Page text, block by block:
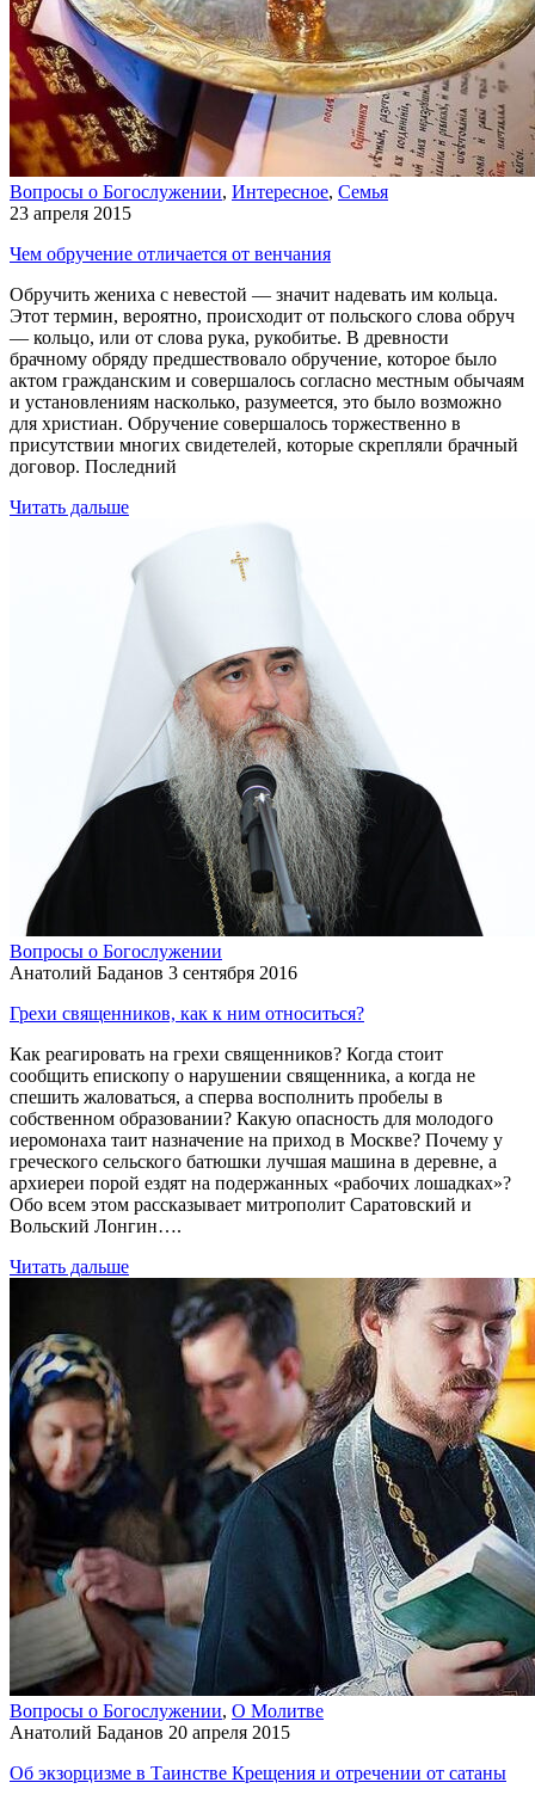
Вопросы о Богослужении, Интересное, Семья
23 апреля 2015
Чем обручение отличается от венчания
Обручить жениха с невестой — значит надевать им кольца.
Этот термин, вероятно, происходит от польского слова обруч
— кольцо, или от слова рука, рукобитье. В древности
брачному обряду предшествовало обручение, которое было
актом гражданским и совершалось согласно местным обычаям
и установлениям насколько, разумеется, это было возможно
для христиан. Обручение совершалось торжественно в
присутствии многих свидетелей, которые скрепляли брачный
договор. Последний
Читать дальше
Вопросы о Богослужении
Анатолий Баданов 3 сентября 2016
Грехи священников, как к ним относиться?
Как реагировать на грехи священников? Когда стоит
сообщить епископу о нарушении священника, а когда не
спешить жаловаться, а сперва восполнить пробелы в
собственном образовании? Какую опасность для молодого
иеромонаха таит назначение на приход в Москве? Почему у
греческого сельского батюшки лучшая машина в деревне, а
архиереи порой ездят на подержанных «рабочих лошадках»?
Обо всем этом рассказывает митрополит Саратовский и
Вольский Лонгин….
Читать дальше
Вопросы о Богослужении, О Молитве
Анатолий Баданов 20 апреля 2015
Об экзорцизме в Таинстве Крещения и отречении от сатаны